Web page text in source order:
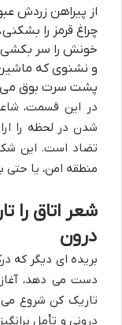
از پیراهن زردش
چراغ قرمز را بشکنی،
خونش را سر
و نشنوی که
پشت سرت بوق می
در این قسمت،
شدن در لحظه را
تضاد است. این
منطقه امن، یا حتی
شعر اتاق را
درون
بریده ای دیگر که
دست می دهد،
تاریک کن شروع
درونی و تأمل